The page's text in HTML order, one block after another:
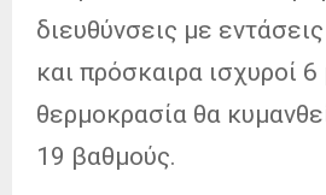
διευθύνσεις με
και πρόσκαιρα ισχυροί
θερμοκρασία θα
19 βαθμούς.